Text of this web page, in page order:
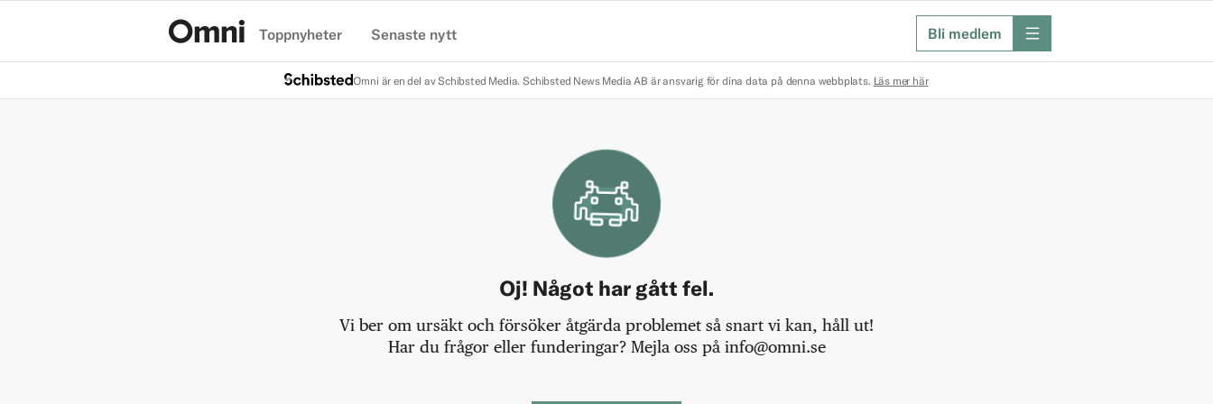
Toppnyheter Senaste nytt Bli medlem meny
Omni är en del av Schibsted Media. Schibsted News Media AB är ansvarig för dina data på denna webbplats. Läs mer här
Oj! Något har gått fel.
Vi ber om ursäkt och försöker åtgärda problemet så snart vi kan, håll ut!
Har du frågor eller funderingar? Mejla oss på info@omni.se